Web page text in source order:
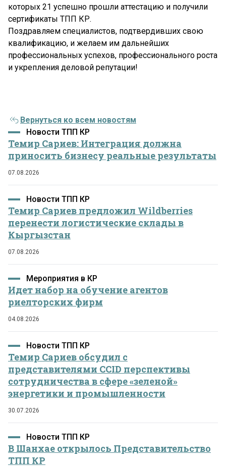
которых 21 успешно прошли аттестацию и получили
сертификаты ТПП КР.
Поздравляем специалистов, подтвердивших свою
квалификацию, и желаем им дальнейших
профессиональных успехов, профессионального роста
и укрепления деловой репутации!
Вернуться ко всем новостям
Новости ТПП КР
Темир Сариев: Интеграция должна
приносить бизнесу реальные результаты
07.08.2026
Новости ТПП КР
Темир Сариев предложил Wildberries
перенести логистические склады в
Кыргызстан
07.08.2026
Мероприятия в КР
Идет набор на обучение агентов
риелторских фирм
04.08.2026
Новости ТПП КР
Темир Сариев обсудил с
представителями CCID перспективы
сотрудничества в сфере «зеленой»
энергетики и промышленности
30.07.2026
Новости ТПП КР
В Шанхае открылось Представительство
ТПП КР